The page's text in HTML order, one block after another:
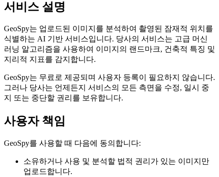
서비스 설명
GeoSpy는 업로드된 이미지를 분석하여 촬영된 잠재적 위치를
식별하는 AI 기반 서비스입니다. 당사의 서비스는 고급 머신
러닝 알고리즘을 사용하여 이미지의 랜드마크, 건축적 특징 및
지리적 지표를 감지합니다.
GeoSpy는 무료로 제공되며 사용자 등록이 필요하지 않습니다.
그러나 당사는 언제든지 서비스의 모든 측면을 수정, 일시 중
지 또는 중단할 권리를 보유합니다.
사용자 책임
GeoSpy를 사용할 때 다음에 동의합니다:
소유하거나 사용 및 분석할 법적 권리가 있는 이미지만
업로드합니다.